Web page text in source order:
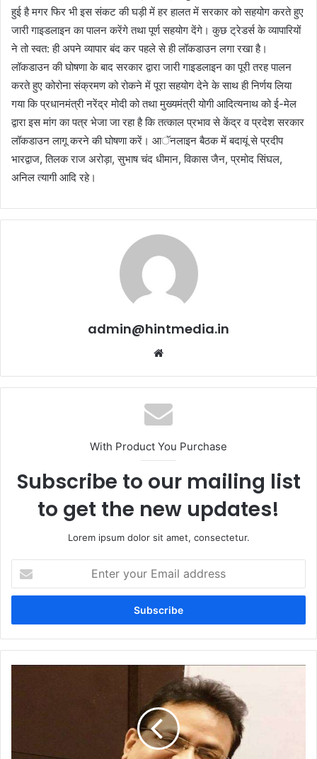
हुई है मगर फिर भी इस संकट की घड़ी में हर हालत में सरकार को सहयोग करते हुए
जारी गाइडलाइन का पालन करेंगे तथा पूर्ण सहयोग देंगे। कुछ ट्रेडर्स के व्यापारियों
ने तो स्वत: ही अपने व्यापार बंद कर पहले से ही लॉकडाउन लगा रखा है।
लॉकडाउन की घोषणा के बाद सरकार द्वारा जारी गाइडलाइन का पूरी तरह पालन
करते हुए कोरोना संक्रमण को रोकने में पूरा सहयोग देने के साथ ही निर्णय लिया
गया कि प्रधानमंत्री नरेंद्र मोदी को तथा मुख्यमंत्री योगी आदित्यनाथ को ई-मेल
द्वारा इस मांग का पत्र भेजा जा रहा है कि तत्काल प्रभाव से केंद्र व प्रदेश सरकार
लॉकडाउन लागू करने की घोषणा करें। आॅनलाइन बैठक में बदायूं से प्रदीप
भारद्वाज, तिलक राज अरोड़ा, सुभाष चंद धीमान, विकास जैन, प्रमोद सिंघल,
अनिल त्यागी आदि रहे।
admin@hintmedia.in
With Product You Purchase
Subscribe to our mailing list
to get the new updates!
Lorem ipsum dolor sit amet, consectetur.
your
Email